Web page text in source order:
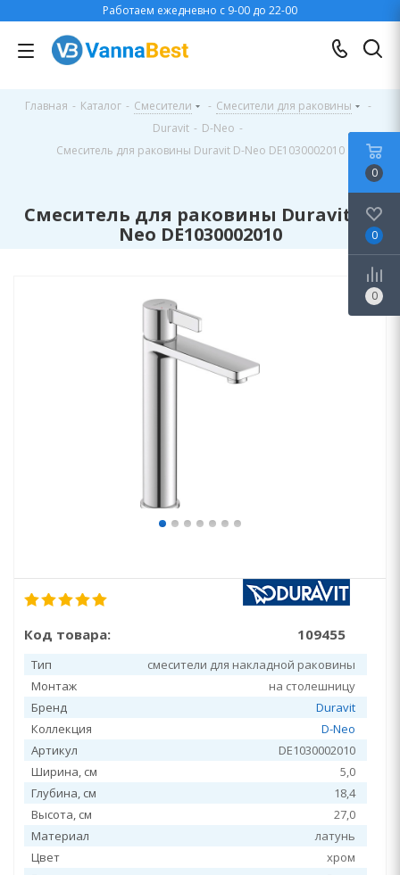
Работаем ежедневно с 9-00 до 22-00
Главная - Каталог - Смесители - Смесители для раковины
-
Duravit - D-Neo -
Смеситель для раковины Duravit D-Neo DE1030002010
Смеситель для раковины Duravit D-
Neo DE1030002010
Код товара: 109455
Тип
смесители для накладной раковины
Монтаж
на столешницу
Бренд
Duravit
Коллекция
D-Neo
Артикул
DE1030002010
Ширина, см
5,0
Глубина, см
18,4
Высота, см
27,0
Материал
латунь
Цвет
хром
0
0
0